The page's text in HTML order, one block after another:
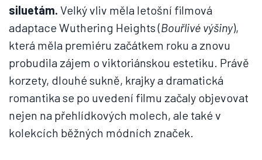
siluetám. Velký vliv měla letošní filmová
adaptace Wuthering Heights (Bouřlivé výšiny),
která měla premiéru začátkem roku a znovu
probudila zájem o viktoriánskou estetiku. Právě
korzety, dlouhé sukně, krajky a dramatická
romantika se po uvedení filmu začaly objevovat
nejen na přehlídkových molech, ale také v
kolekcích běžných módních značek.